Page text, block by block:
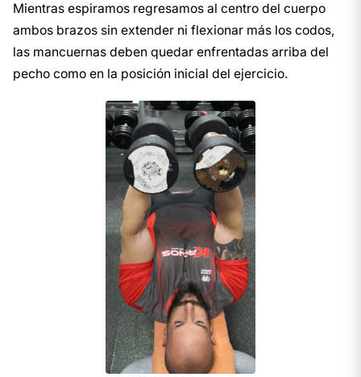
Mientras espiramos regresamos al centro del cuerpo
ambos brazos sin extender ni flexionar más los codos,
las mancuernas deben quedar enfrentadas arriba del
pecho como en la posición inicial del ejercicio.